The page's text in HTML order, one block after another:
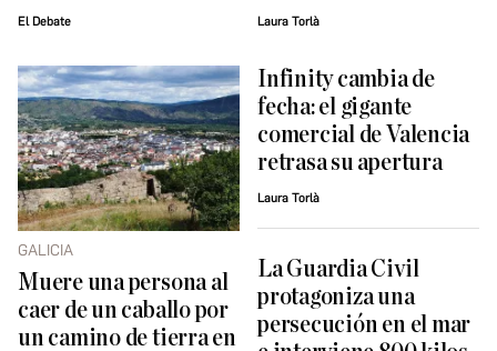
El Debate Laura Torlà
GALICIA
Muere una persona al
caer de un caballo por
un camino de tierra en
Infinity cambia de
fecha: el gigante
comercial de Valencia
retrasa su apertura
Laura Torlà
La Guardia Civil
protagoniza una
persecución en el mar